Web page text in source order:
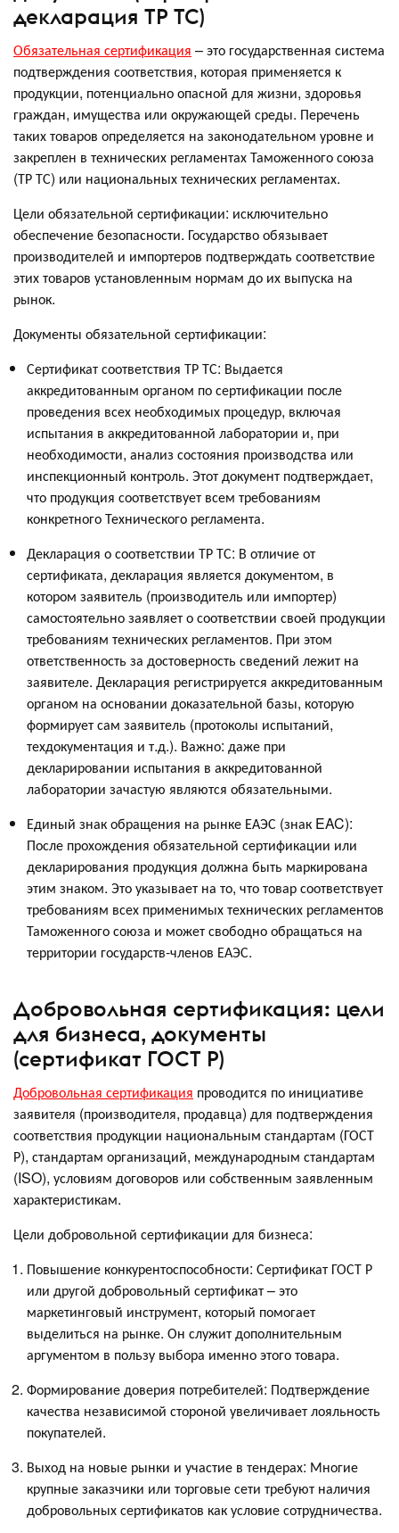
декларация ТР ТС)
Обязательная сертификация – это государственная система
подтверждения соответствия, которая применяется к
продукции, потенциально опасной для жизни, здоровья
граждан, имущества или окружающей среды. Перечень
таких товаров определяется на законодательном уровне и
закреплен в технических регламентах Таможенного союза
(ТР ТС) или национальных технических регламентах.
Цели обязательной сертификации: исключительно
обеспечение безопасности. Государство обязывает
производителей и импортеров подтверждать соответствие
этих товаров установленным нормам до их выпуска на
рынок.
Документы обязательной сертификации:
Сертификат соответствия ТР ТС: Выдается
аккредитованным органом по сертификации после
проведения всех необходимых процедур, включая
испытания в аккредитованной лаборатории и, при
необходимости, анализ состояния производства или
инспекционный контроль. Этот документ подтверждает,
что продукция соответствует всем требованиям
конкретного Технического регламента.
Декларация о соответствии ТР ТС: В отличие от
сертификата, декларация является документом, в
котором заявитель (производитель или импортер)
самостоятельно заявляет о соответствии своей продукции
требованиям технических регламентов. При этом
ответственность за достоверность сведений лежит на
заявителе. Декларация регистрируется аккредитованным
органом на основании доказательной базы, которую
формирует сам заявитель (протоколы испытаний,
техдокументация и т.д.). Важно: даже при
декларировании испытания в аккредитованной
лаборатории зачастую являются обязательными.
Единый знак обращения на рынке ЕАЭС (знак EAC):
После прохождения обязательной сертификации или
декларирования продукция должна быть маркирована
этим знаком. Это указывает на то, что товар соответствует
требованиям всех применимых технических регламентов
Таможенного союза и может свободно обращаться на
территории государств-членов ЕАЭС.
Добровольная сертификация: цели
для бизнеса, документы
(сертификат ГОСТ Р)
Добровольная сертификация проводится по инициативе
заявителя (производителя, продавца) для подтверждения
соответствия продукции национальным стандартам (ГОСТ
Р), стандартам организаций, международным стандартам
(ISO), условиям договоров или собственным заявленным
характеристикам.
Цели добровольной сертификации для бизнеса:
Повышение конкурентоспособности: Сертификат ГОСТ Р
или другой добровольный сертификат – это
маркетинговый инструмент, который помогает
выделиться на рынке. Он служит дополнительным
аргументом в пользу выбора именно этого товара.
Формирование доверия потребителей: Подтверждение
качества независимой стороной увеличивает лояльность
покупателей.
Выход на новые рынки и участие в тендерах: Многие
крупные заказчики или торговые сети требуют наличия
добровольных сертификатов как условие сотрудничества.